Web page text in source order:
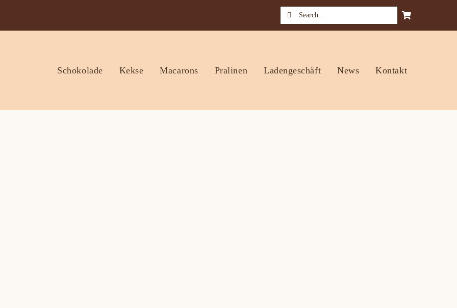
Suche
nach:
Schokolade Kekse Macarons Pralinen Ladengeschäft News Kontakt